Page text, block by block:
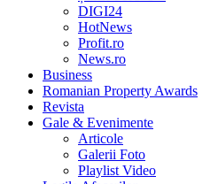
DIGI24
HotNews
Profit.ro
News.ro
Business
Romanian Property Awards
Revista
Gale & Evenimente
Articole
Galerii Foto
Playlist Video